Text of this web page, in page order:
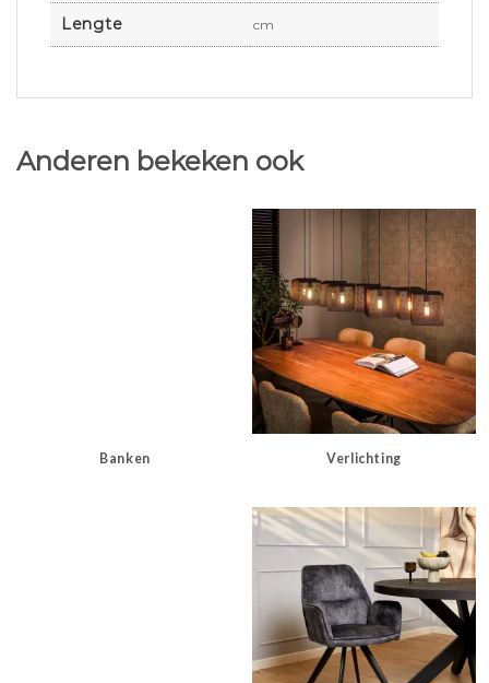
Lengte cm
Anderen bekeken ook
Banken Verlichting